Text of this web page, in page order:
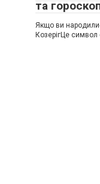
та
Якщо ви
КозерігЦе символ